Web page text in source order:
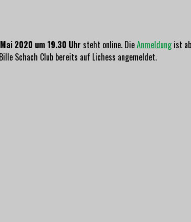
2020 um 19.30 Uhr steht online. DieAnmeldungist
Schach Club bereits auf Lichess angemeldet.